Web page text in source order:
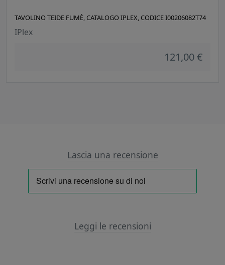
TAVOLINO TEIDE FUMÈ, CATALOGO IPLEX, CODICE I00206082T74
IPlex
121,00 €
Lascia una recensione
Leggi le recensioni